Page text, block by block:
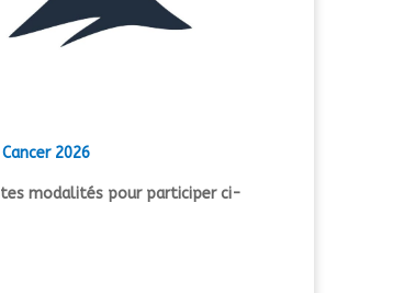
2026
modalités pour participer ci-